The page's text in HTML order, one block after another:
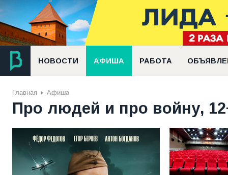
НОВОСТИ АФИША РАБОТА
Главная Афиша
Про людей и про войну,